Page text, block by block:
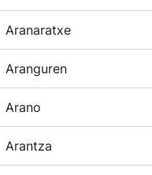
Aranaratxe
Aranguren
Arano
Arantza